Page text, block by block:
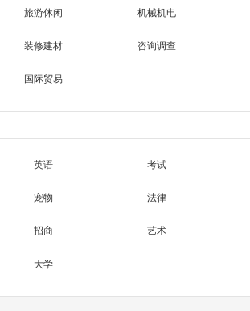
旅游休闲 机械机电
装修建材 咨询调查
国际贸易
英语 考试
宠物 法律
招商 艺术
大学